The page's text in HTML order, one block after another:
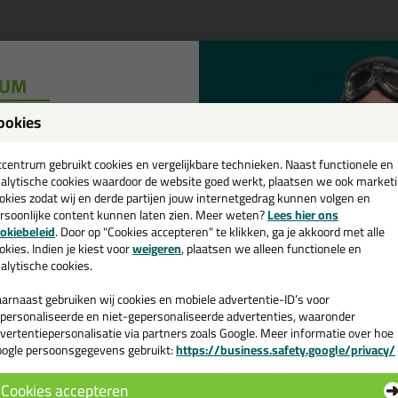
Specificaties
It Silicon 218 in NCS kleur in
de Seal-It Silicon 218 in NCS kleur in NCS S 0515-G40Y vandaag
je meer weten over de toepassing en kenmerken van dit product?Lees
gebruikt cookies en vergelijkbare technieken. Naast functionele en
cookies waardoor de website goed werkt, plaatsen we ook
zodat wij en derde partijen jouw internetgedrag kunnen volgen en
content kunnen laten zien. Meer weten?Lees hier ons
. Door op "Cookies accepteren" te klikken, ga je akkoord met alle
Indien je kiest voorweigeren, plaatsen we alleen functionele en
cookies.
gebruiken wij cookies en mobiele advertentie-ID’s voor
en niet-gepersonaliseerde advertenties, waaronder
via partners zoals Google. Meer informatie over hoe
persoonsgegevens gebruikt:https://business.safety.google/privacy/
Cookies accepteren
💚
en ontvang een
€35,-bij je eerste bestelling!
de actiecode ›